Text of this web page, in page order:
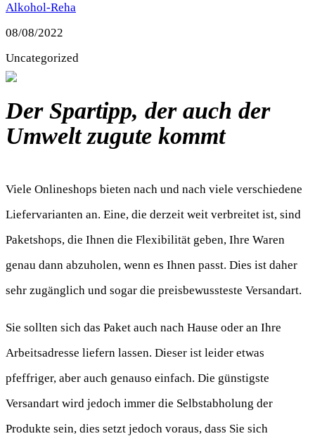
Alkohol-Reha
08/08/2022
Uncategorized
Der Spartipp, der auch der
Umwelt zugute kommt
Viele Onlineshops bieten nach und nach viele verschiedene
Liefervarianten an. Eine, die derzeit weit verbreitet ist, sind
Paketshops, die Ihnen die Flexibilität geben, Ihre Waren
genau dann abzuholen, wenn es Ihnen passt. Dies ist daher
sehr zugänglich und sogar die preisbewussteste Versandart.
Sie sollten sich das Paket auch nach Hause oder an Ihre
Arbeitsadresse liefern lassen. Dieser ist leider etwas
pfeffriger, aber auch genauso einfach. Die günstigste
Versandart wird jedoch immer die Selbstabholung der
Produkte sein, dies setzt jedoch voraus, dass Sie sich